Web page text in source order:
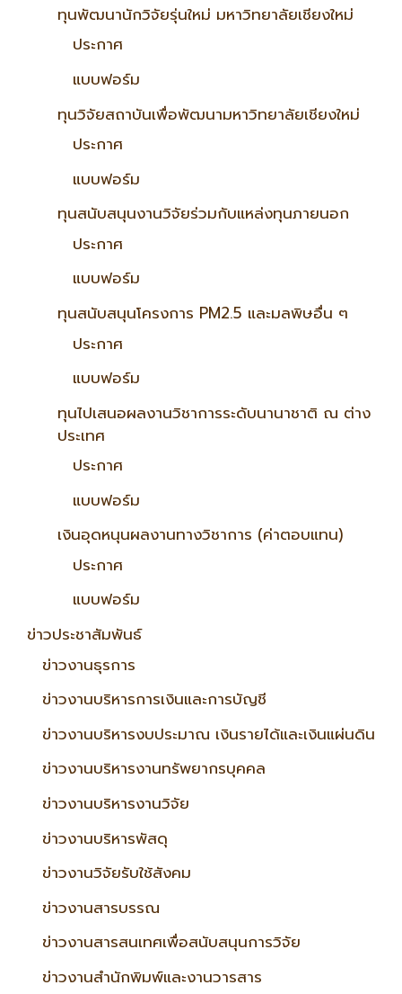
ทุนพัฒนานักวิจัยรุ่นใหม่ มหาวิทยาลัยเชียงใหม่
ประกาศ
แบบฟอร์ม
ทุนวิจัยสถาบันเพื่อพัฒนามหาวิทยาลัยเชียงใหม่
ประกาศ
แบบฟอร์ม
ทุนสนับสนุนงานวิจัยร่วมกับแหล่งทุนภายนอก
ประกาศ
แบบฟอร์ม
ทุนสนับสนุนโครงการ PM2.5 และมลพิษอื่น ๆ
ประกาศ
แบบฟอร์ม
ทุนไปเสนอผลงานวิชาการระดับนานาชาติ ณ ต่าง
ประเทศ
ประกาศ
แบบฟอร์ม
เงินอุดหนุนผลงานทางวิชาการ (ค่าตอบแทน)
ประกาศ
แบบฟอร์ม
ข่าวประชาสัมพันธ์
ข่าวงานธุรการ
ข่าวงานบริหารการเงินและการบัญชี
ข่าวงานบริหารงบประมาณ เงินรายได้และเงินแผ่นดิน
ข่าวงานบริหารงานทรัพยากรบุคคล
ข่าวงานบริหารงานวิจัย
ข่าวงานบริหารพัสดุ
ข่าวงานวิจัยรับใช้สังคม
ข่าวงานสารบรรณ
ข่าวงานสารสนเทศเพื่อสนับสนุนการวิจัย
ข่าวงานสำนักพิมพ์และงานวารสาร